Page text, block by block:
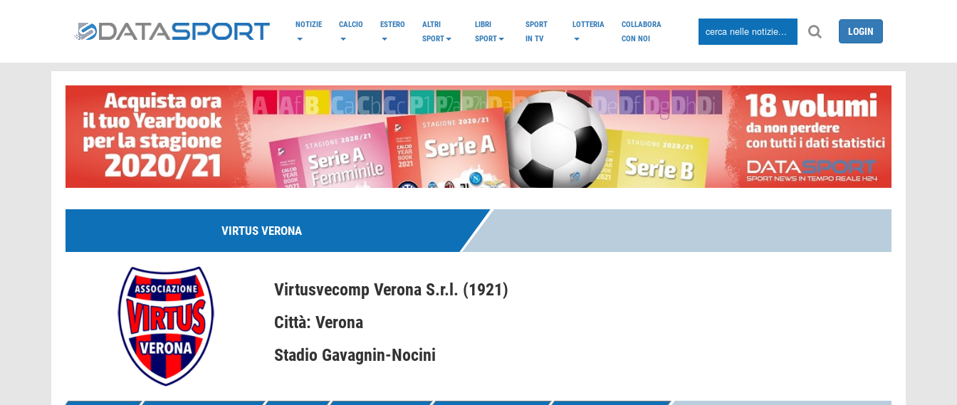
NOTIZIE CALCIO ESTERO
ALTRI
SPORT
LIBRI
SPORT
SPORT
IN TV
LOTTERIA
COLLABORA
CON NOI
LOGIN
VIRTUS VERONA
Virtusvecomp Verona S.r.l. (1921)
Città: Verona
Stadio Gavagnin-Nocini